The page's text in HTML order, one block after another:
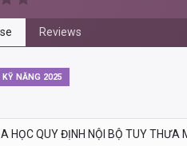
Reviews
KỸ NĂNG 2025
HỌC QUY ĐỊNH NỘI BỘ TUY THƯA